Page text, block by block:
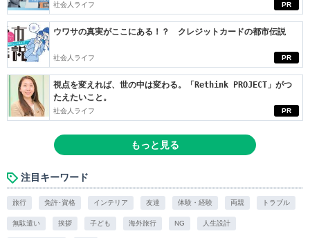
PR
社会人ライフ
PR
ウワサの真実がここにある！？ クレジットカードの都市伝説
社会人ライフ
PR
視点を変えれば、世の中は変わる。「Rethink PROJECT」がつ
たえたいこと。
社会人ライフ
もっと見る
注目キーワード
旅行 免許･資格 インテリア 友達 体験・経験 両親 トラブル
無駄遣い 挨拶 子ども 海外旅行 NG 人生設計